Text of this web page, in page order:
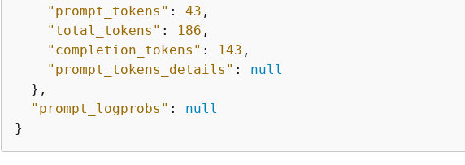
"prompt_tokens" : 43 ,
"total_tokens" : 186 ,
"completion_tokens" : 143 ,
"prompt_tokens_details" : null
  },
"prompt_logprobs" : null
}